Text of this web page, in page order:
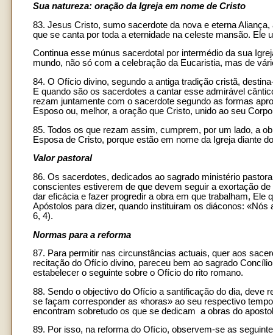
Sua natureza: oração da Igreja em nome de Cristo
83. Jesus Cristo, sumo sacerdote da nova e eterna
que se canta por toda a eternidade na celeste mansão. Ele
Continua esse múnus sacerdotal por intermédio da sua
mundo, não só com a celebração da Eucaristia, mas de
84. O Ofício divino, segundo a antiga tradição cristã,
E quando são os sacerdotes a cantar esse admirável
rezam juntamente com o sacerdote segundo as formas
Esposo ou, melhor, a oração que Cristo, unido ao seu
85. Todos os que rezam assim, cumprem, por um lado, a
Esposa de Cristo, porque estão em nome da Igreja diante
Valor pastoral
86. Os sacerdotes, dedicados ao sagrado ministério
conscientes estiverem de que devem seguir a exortação
dar eficácia e fazer progredir a obra em que trabalham,
Apóstolos para dizer, quando instituiram os diáconos:
6, 4).
Normas para a reforma
87. Para permitir nas circunstâncias actuais, quer aos
recitação do Ofício divino, pareceu bem ao sagrado
estabelecer o seguinte sobre o Ofício do rito romano.
88. Sendo o objectivo do Ofício a santificação do dia, deve
se façam corresponder as «horas» ao seu respectivo
encontram sobretudo os que se dedicam a obras do
89. Por isso, na reforma do Ofício, observem-se as